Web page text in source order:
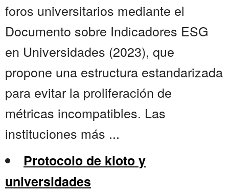
foros universitarios mediante el
Documento sobre Indicadores ESG
en Universidades (2023), que
propone una estructura estandarizada
para evitar la proliferación de
métricas incompatibles. Las
instituciones más ...
Protocolo de kioto y
universidades